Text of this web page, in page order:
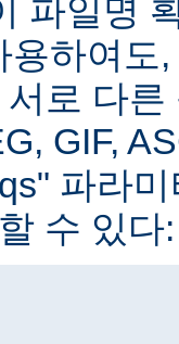
파일명
하여도
로 다
GIF,
파라
수 있다: